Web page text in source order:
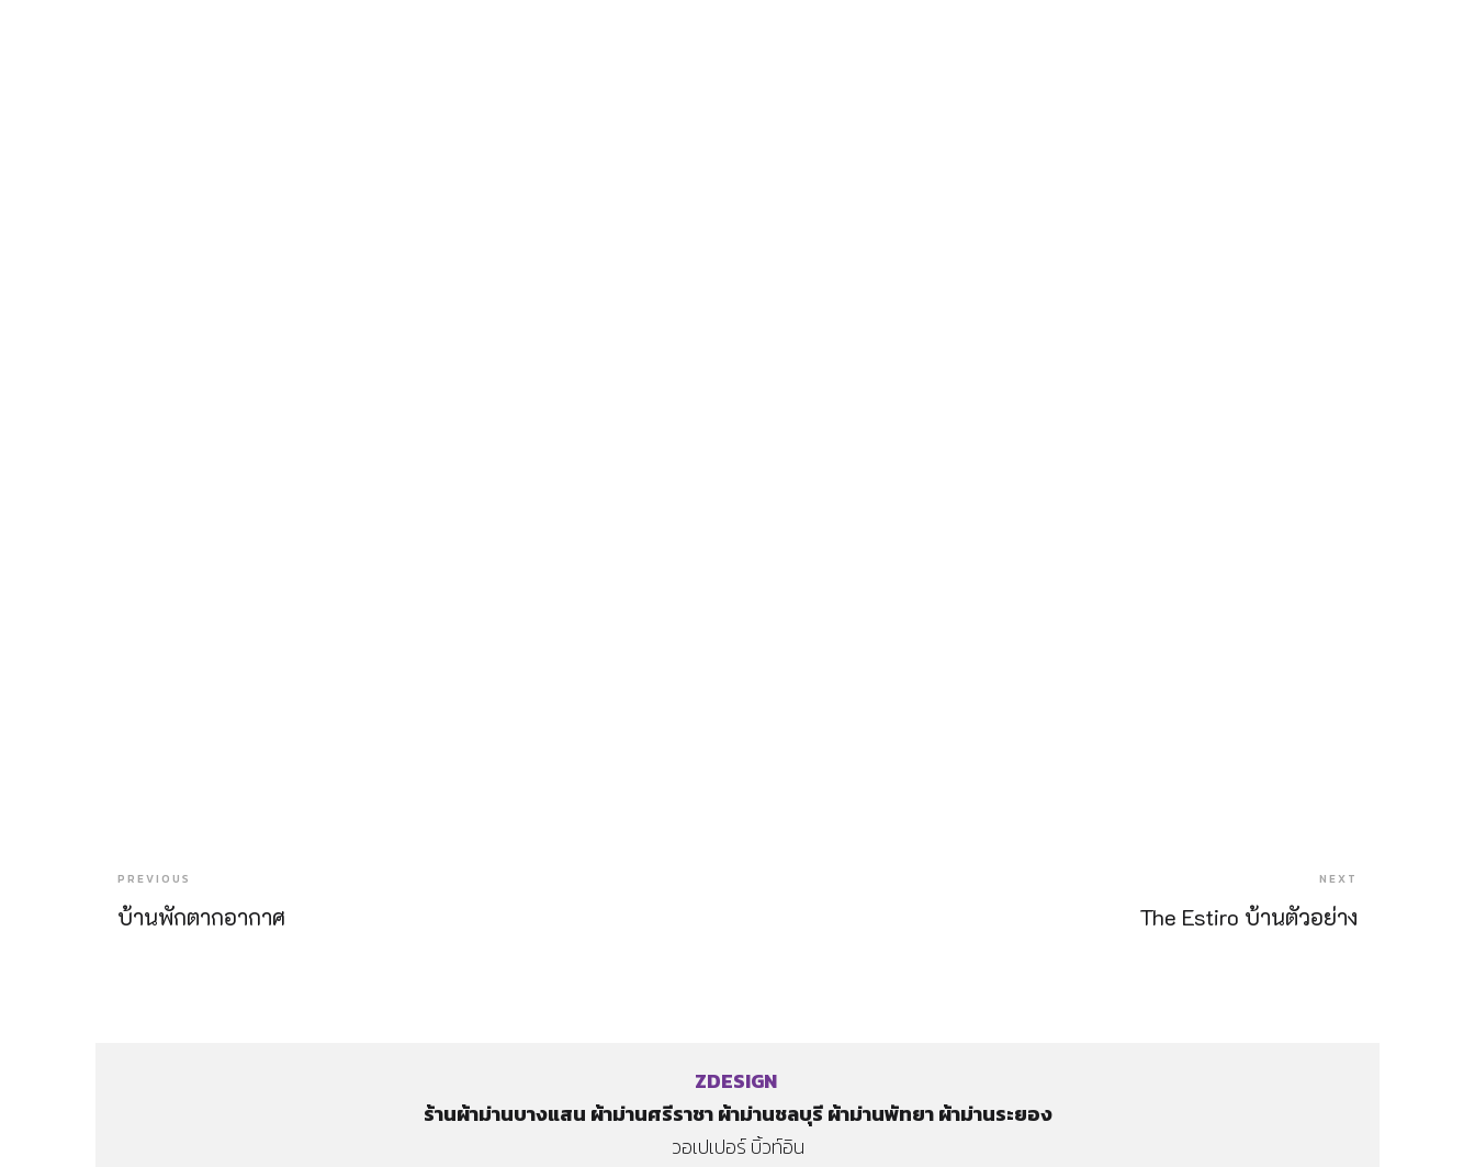
PREVIOUS
บ้านพักตากอากาศ
NEXT
The Estiro บ้านตัวอย่าง
ZDESIGN
ร้านผ้าม่านบางแสน ผ้าม่านศรีราชา ผ้าม่านชลบุรี ผ้าม่านพัทยา ผ้าม่านระยอง
​วอเปเปอร์ บิ้วท์อิน